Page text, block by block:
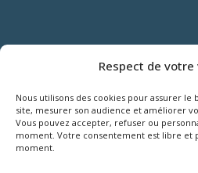
Respect de votre
Nous utilisons des cookies pour assurer
site, mesurer son audience et améliorer
Vous pouvez accepter, refuser ou
moment. Votre consentement est libre et
moment.
18 Rue Roger
Z.I. des Grouëts, 41100